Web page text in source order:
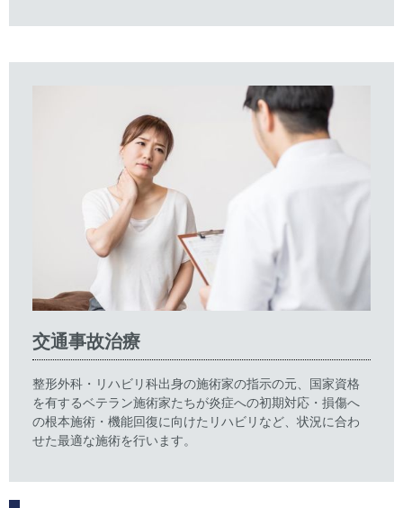
交通事故治療
整形外科・リハビリ科出身の施術家の指示の元、国家資格
を有するベテラン施術家たちが炎症への初期対応・損傷へ
の根本施術・機能回復に向けたリハビリなど、状況に合わ
せた最適な施術を行います。